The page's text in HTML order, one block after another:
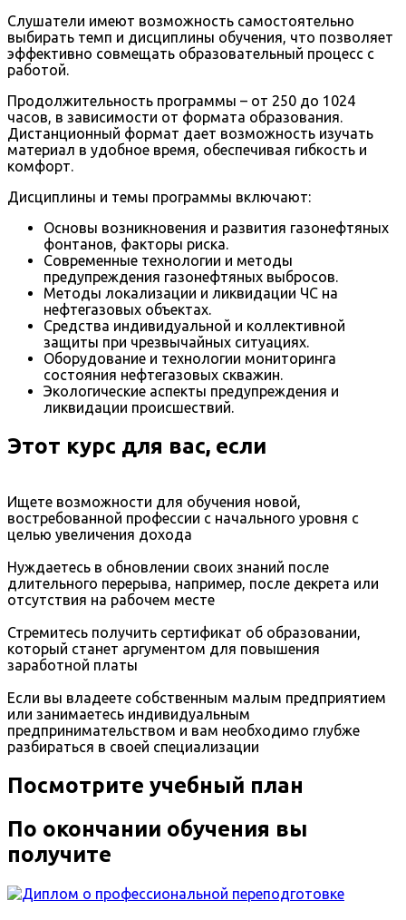
Слушатели имеют возможность самостоятельно
выбирать темп и дисциплины обучения, что позволяет
эффективно совмещать образовательный процесс с
работой.
Продолжительность программы – от 250 до 1024
часов, в зависимости от формата образования.
Дистанционный формат дает возможность изучать
материал в удобное время, обеспечивая гибкость и
комфорт.
Дисциплины и темы программы включают:
Основы возникновения и развития газонефтяных
фонтанов, факторы риска.
Современные технологии и методы
предупреждения газонефтяных выбросов.
Методы локализации и ликвидации ЧС на
нефтегазовых объектах.
Средства индивидуальной и коллективной
защиты при чрезвычайных ситуациях.
Оборудование и технологии мониторинга
состояния нефтегазовых скважин.
Экологические аспекты предупреждения и
ликвидации происшествий.
Этот курс для вас, если
Ищете возможности для обучения новой,
востребованной профессии с начального уровня с
целью увеличения дохода
Нуждаетесь в обновлении своих знаний после
длительного перерыва, например, после декрета или
отсутствия на рабочем месте
Стремитесь получить сертификат об образовании,
который станет аргументом для повышения
заработной платы
Если вы владеете собственным малым предприятием
или занимаетесь индивидуальным
предпринимательством и вам необходимо глубже
разбираться в своей специализации
Посмотрите учебный план
По окончании обучения вы
получите